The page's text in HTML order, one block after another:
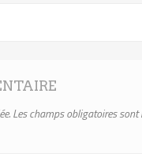
Les champs obligatoires